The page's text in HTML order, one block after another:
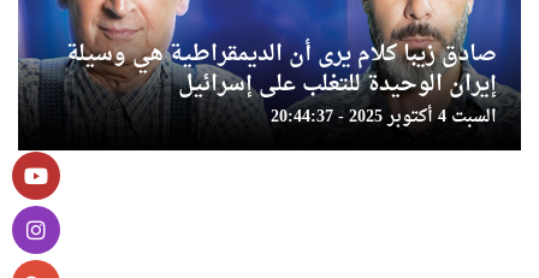
صادق زيبا كلام يرى أن الديمقراطية هي وسيلة
إيران الوحيدة للتغلب على إسرائيل
السبت 4 أكتوبر 2025 - 20:44:37